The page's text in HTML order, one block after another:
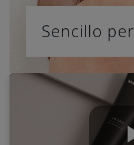
Sencillo